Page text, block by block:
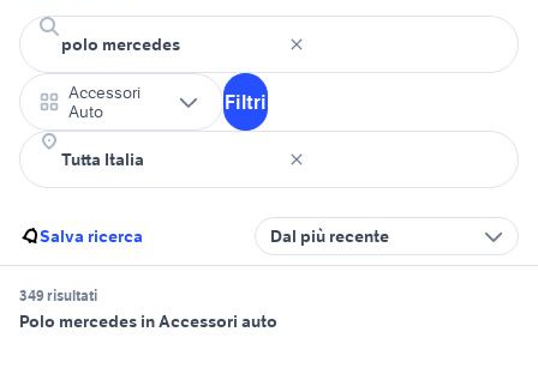
Accessori
Auto
Filtri
Salva ricerca Dal più recente
349 risultati
Polo mercedes in Accessori auto